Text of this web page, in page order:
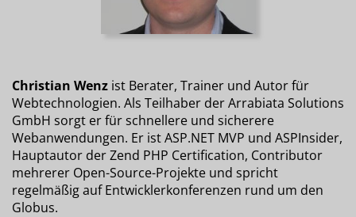
Christian Wenz ist Berater, Trainer und Autor für
Webtechnologien. Als Teilhaber der Arrabiata Solutions
GmbH sorgt er für schnellere und sicherere
Webanwendungen. Er ist ASP.NET MVP und ASPInsider,
Hauptautor der Zend PHP Certification, Contributor
mehrerer Open-Source-Projekte und spricht
regelmäßig auf Entwicklerkonferenzen rund um den
Globus.